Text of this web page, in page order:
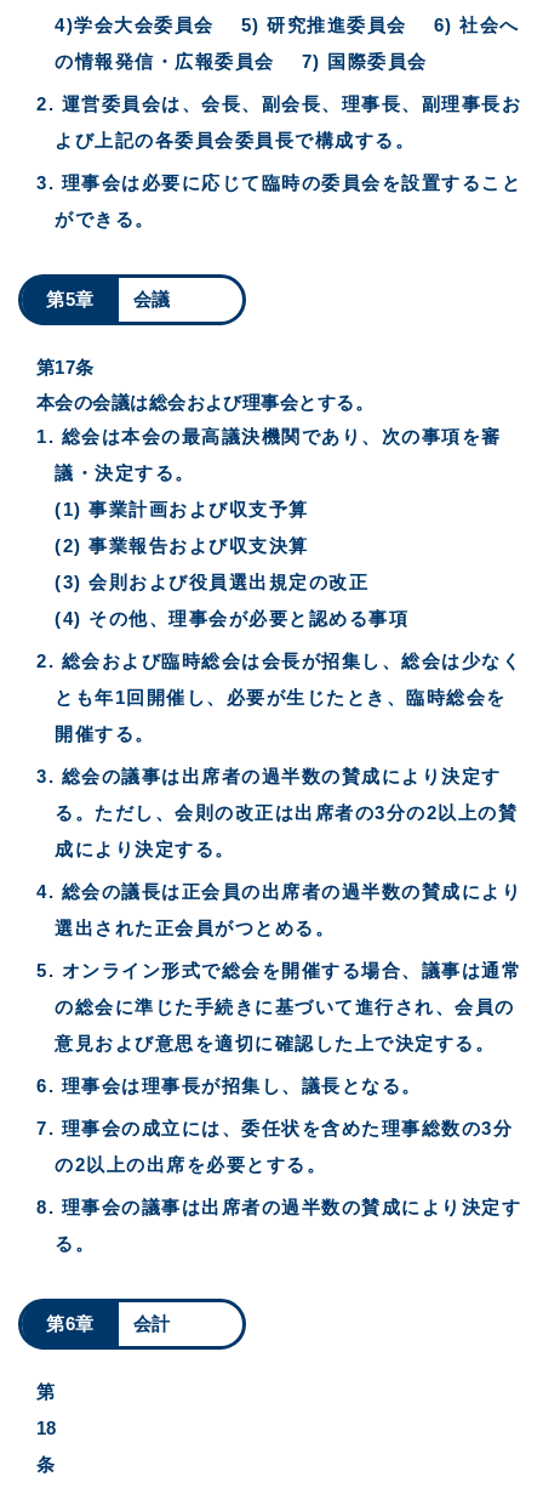
4)学会大会委員会 5) 研究推進委員会 6) 社会へ
の情報発信・広報委員会 7) 国際委員会
運営委員会は、会長、副会長、理事長、副理事長お
よび上記の各委員会委員長で構成する。
理事会は必要に応じて臨時の委員会を設置すること
ができる。
第5章 会議
第17条
本会の会議は総会および理事会とする。
総会は本会の最高議決機関であり、次の事項を審
議・決定する。
(1) 事業計画および収支予算
(2) 事業報告および収支決算
(3) 会則および役員選出規定の改正
(4) その他、理事会が必要と認める事項
総会および臨時総会は会長が招集し、総会は少なく
とも年1回開催し、必要が生じたとき、臨時総会を
開催する。
総会の議事は出席者の過半数の賛成により決定す
る。ただし、会則の改正は出席者の3分の2以上の賛
成により決定する。
総会の議長は正会員の出席者の過半数の賛成により
選出された正会員がつとめる。
オンライン形式で総会を開催する場合、議事は通常
の総会に準じた手続きに基づいて進行され、会員の
意見および意思を適切に確認した上で決定する。
理事会は理事長が招集し、議長となる。
理事会の成立には、委任状を含めた理事総数の3分
の2以上の出席を必要とする。
理事会の議事は出席者の過半数の賛成により決定す
る。
第6章 会計
第
18
条